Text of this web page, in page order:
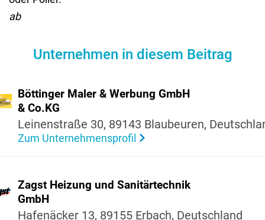
ab
Unternehmen in diesem Beitrag
Böttinger Maler & Werbung GmbH
& Co.​KG
Leinen­straße 30, 89143 Blaubeuren,
Zum Unternehmensprofil
Zagst Heizung und Sani­tär­technik
GmbH
Hafenä­cker 13, 89155 Erbach, Deutsch­land